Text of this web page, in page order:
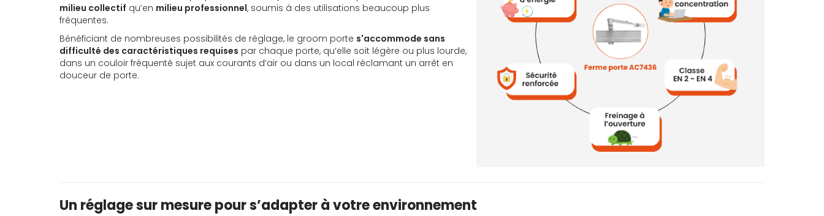
milieu collectif qu’en milieu professionnel, soumis à des utilisations beaucoup plus
fréquentes.
Bénéficiant de nombreuses possibilités de réglage, le groom porte s'accommode sans
difficulté des caractéristiques requises par chaque porte, qu’elle soit légère ou plus lourde,
dans un couloir fréquenté sujet aux courants d’air ou dans un local réclamant un arrêt en
douceur de porte.
Un réglage sur mesure pour s’adapter à votre environnement